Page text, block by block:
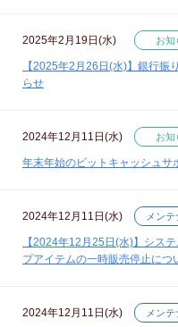
2025年2月19日(水) お知
【2025年2月26日(水)】銀行振
らせ
2024年12月11日(水) お知
年末年始のビットキャッシュサ
2024年12月11日(水) メンテ
【2024年12月25日(水)】シス
プアイテムの一時販売停止につ
2024年12月11日(水) メンテ